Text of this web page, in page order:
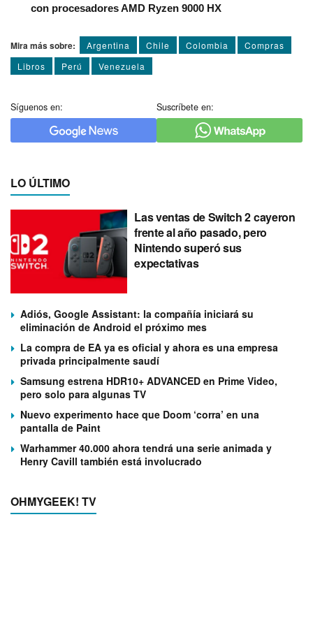
con procesadores AMD Ryzen 9000 HX
Mira más sobre: Argentina Chile Colombia
Compras
Libros
Perú Venezuela
Síguenos en: Suscríbete en:
LO ÚLTIMO
Las ventas de Switch 2 cayeron
frente al año pasado, pero
Nintendo superó sus
expectativas
Adiós, Google Assistant: la compañía iniciará su
eliminación de Android el próximo mes
La compra de EA ya es oficial y ahora es una empresa
privada principalmente saudí
Samsung estrena HDR10+ ADVANCED en Prime Video,
pero solo para algunas TV
Nuevo experimento hace que Doom ‘corra’ en una
pantalla de Paint
Warhammer 40.000 ahora tendrá una serie animada y
Henry Cavill también está involucrado
OHMYGEEK! TV